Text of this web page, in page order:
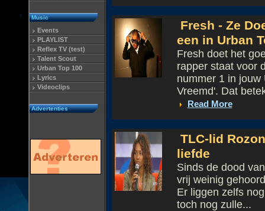
Music
Events
PLAYLIST
Reflex TV (test)
Talent Scout
Urban Top 100
Lyrics
Videoclips
Advertenties
Fresh - Ze
een in Urban
Fresh doet het
rapper staat voor
nummer 1 in jouw
Vreemd'. Dat
Read More
TLC-lid
liefde
Sinds de dood
vrij weinig
Er liggen zelfs
toch nog zulle...